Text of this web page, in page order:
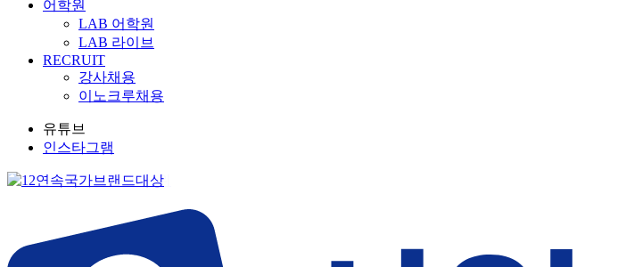
어학원
LAB 어학원
LAB 라이브
RECRUIT
강사채용
이노크루채용
유튜브
인스타그램